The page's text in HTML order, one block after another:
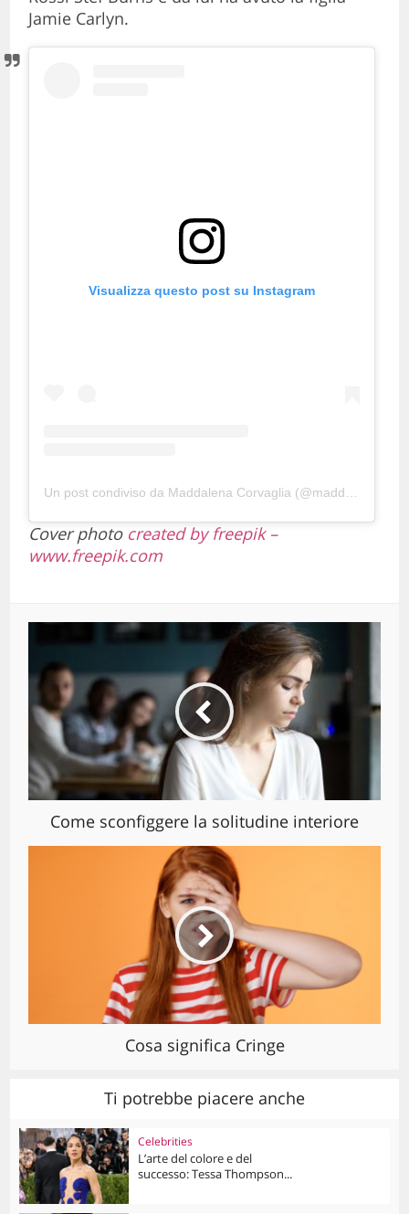
Jamie Carlyn.
Visualizza questo post su Instagram
Un post condiviso da Maddalena Corvaglia (@maddalena_corvaglia)
Cover photo created by freepik –
www.freepik.com
Come sconfiggere la solitudine interiore
Cosa significa Cringe
Ti potrebbe piacere anche
Celebrities
L’arte del colore e del
successo: Tessa Thompson...